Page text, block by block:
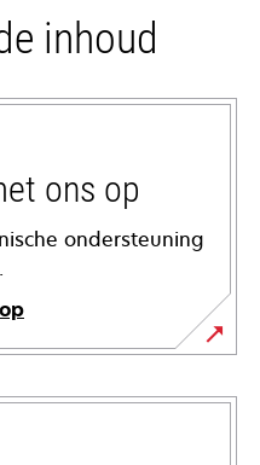
inhoud
ons op
ondersteuning